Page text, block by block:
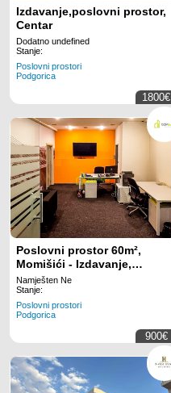
Izdavanje,poslovni prostor,
Centar
Dodatno undefined
Stanje:
Poslovni prostori
Podgorica
1800€
Poslovni prostor 60m²,
Momišići - Izdavanje,
Sređen, Klimatizovan
Namješten Ne
Stanje:
Poslovni prostori
Podgorica
900€